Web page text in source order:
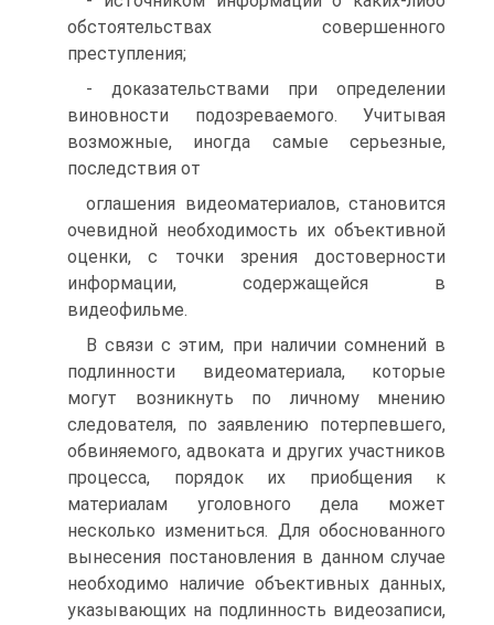
обстоятельствах совершенного
преступления;
- доказательствами при определении
виновности подозреваемого. Учитывая
возможные, иногда самые серьезные,
последствия от
оглашения видеоматериалов, становится
очевидной необходимость их объективной
оценки, с точки зрения достоверности
информации, содержащейся в
видеофильме.
В связи с этим, при наличии сомнений в
подлинности видеоматериала, которые
могут возникнуть по личному мнению
следователя, по заявлению потерпевшего,
обвиняемого, адвоката и других участников
процесса, порядок их приобщения к
материалам уголовного дела может
несколько измениться. Для обоснованного
вынесения постановления в данном случае
необходимо наличие объективных данных,
указывающих на подлинность видеозаписи,